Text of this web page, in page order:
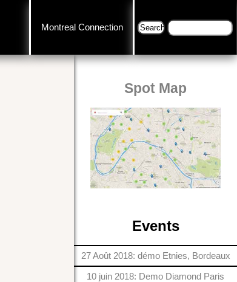
Montreal Connection
Spot Map
Events
27 Août 2018: démo Etnies, Bordeaux
10 juin 2018: Demo Diamond Paris